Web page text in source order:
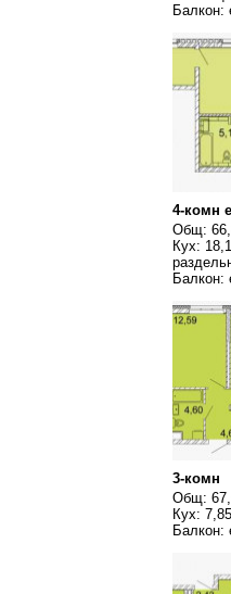
Балкон:
4-комн
Общ:
Кух:
Балкон:
3-комн
Общ:
Кух:
Балкон: